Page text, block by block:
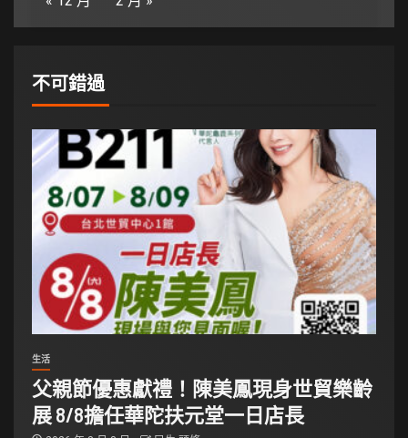
不可錯過
生活
父親節優惠獻禮！陳美鳳現身世貿樂齡
展 8/8擔任華陀扶元堂一日店長